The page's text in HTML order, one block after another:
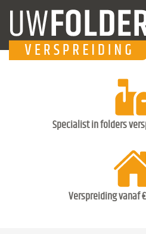
Specialist in folders
Verspreiding vanaf